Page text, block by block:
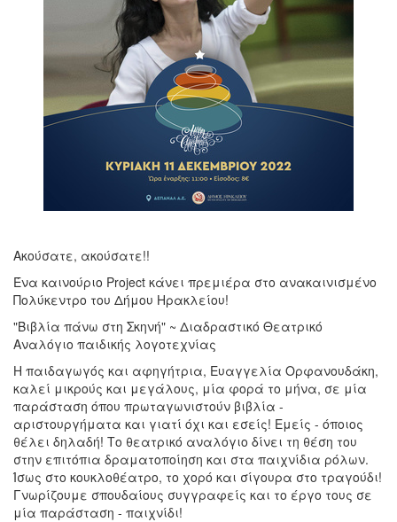
Ακούσατε, ακούσατε!!
Ένα καινούριο Project κάνει πρεμιέρα στο ανακαινισμένο
Πολύκεντρο του Δήμου Ηρακλείου!
"Βιβλία πάνω στη Σκηνή" ~ Διαδραστικό Θεατρικό
Αναλόγιο παιδικής λογοτεχνίας
Η παιδαγωγός και αφηγήτρια, Ευαγγελία Ορφανουδάκη,
καλεί μικρούς και μεγάλους, μία φορά το μήνα, σε μία
παράσταση όπου πρωταγωνιστούν βιβλία -
αριστουργήματα και γιατί όχι και εσείς! Εμείς - όποιος
θέλει δηλαδή! Το θεατρικό αναλόγιο δίνει τη θέση του
στην επιτόπια δραματοποίηση και στα παιχνίδια ρόλων.
Ίσως στο κουκλοθέατρο, το χορό και σίγουρα στο τραγούδι!
Γνωρίζουμε σπουδαίους συγγραφείς και το έργο τους σε
μία παράσταση - παιχνίδι!